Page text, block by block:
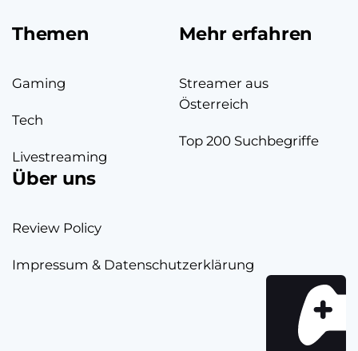
Themen
Gaming
Tech
Livestreaming
Mehr erfahren
Streamer aus
Österreich
Top 200 Suchbegriffe
Über uns
Review Policy
Impressum & Datenschutzerklärung